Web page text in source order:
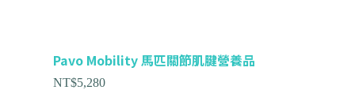
Pavo Mobility 馬匹關節肌腱營養品
NT$5,280